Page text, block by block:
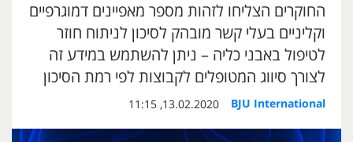
החוקרים הצליחו לזהות מספר מאפיינים דמוגרפיים
וקליניים בעלי קשר מובהק לסיכון לניתוח חוזר
לטיפול באבני כליה – ניתן להשתמש במידע זה
לצורך סיווג המטופלים לקבוצות לפי רמת הסיכון
BJU International
13.02.2020, 11:15